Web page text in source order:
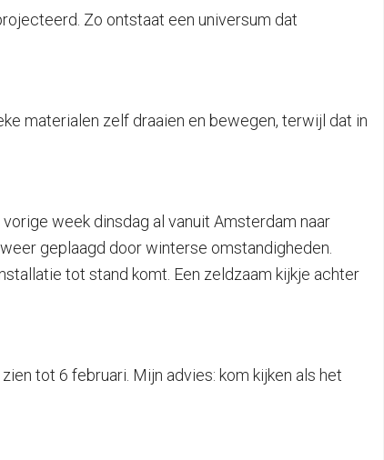
Zo ontstaat een universum dat
materialen zelf draaien en bewegen, terwijl dat in
week dinsdag al vanuit Amsterdam naar
geplaagd door winterse omstandigheden.
tot stand komt. Een zeldzaam kijkje achter
tot 6 februari. Mijn advies: kom kijken als het